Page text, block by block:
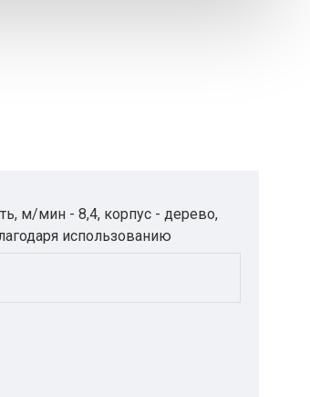
м/мин - 8,4, корпус - дерево,
использованию